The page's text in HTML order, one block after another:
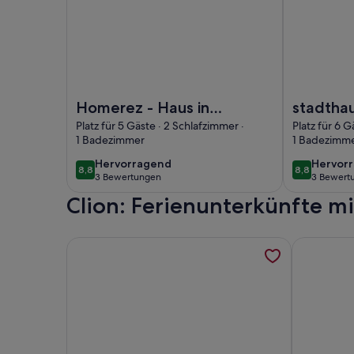
Homerez - Haus in
Clion
Platz für 5 Gäste · 2 Schlafzimmer ·
1 Badezimmer
8,88,8 von 10
Hervorragend
hervorragend
3 Bewertungen
(3
bewertungen)
brenne
Platz für 6
1
8,88,8 von 10
3
(3
Clion: Ferienunterkünfte